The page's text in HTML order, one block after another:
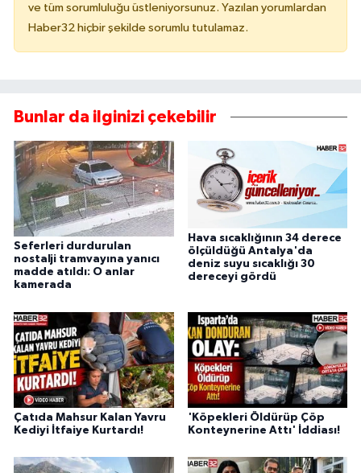
ve tüm sorumluluğu üstleniyorsunuz. Yazılan yorumlardan
Haber32 hiçbir şekilde sorumlu tutulamaz.
Bunlar da ilginizi çekebilir
Seferleri durdurulan
nostalji tramvayına yanıcı
madde atıldı: O anlar
kamerada
Hava sıcaklığının 34 derece
ölçüldüğü Antalya'da
deniz suyu sıcaklığı 30
dereceyi gördü
Çatıda Mahsur Kalan Yavru
Kediyi İtfaiye Kurtardı!
'Köpekleri Öldürüp Çöp
Konteynerine Attı' İddiası!